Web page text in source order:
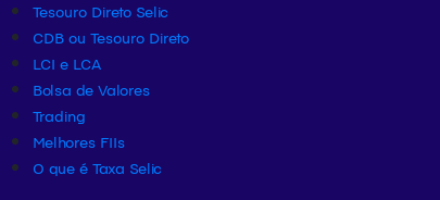
Tesouro Direto Selic
CDB ou Tesouro Direto
LCI e LCA
Bolsa de Valores
Trading
Melhores FIIs
O que é Taxa Selic